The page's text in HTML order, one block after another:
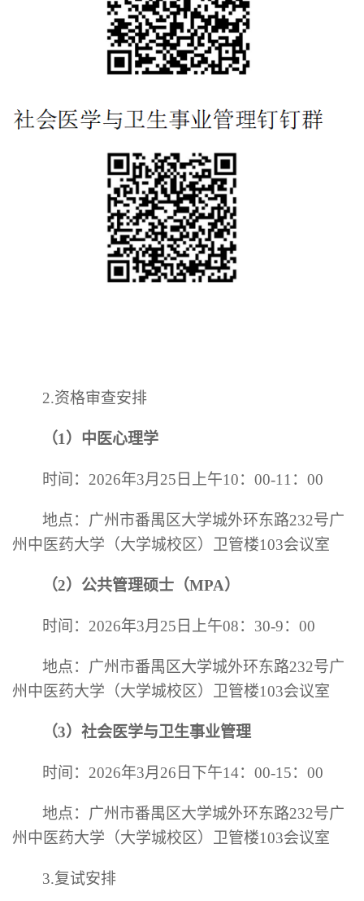
2.资格审查安排
（1） 中医心理学
时间： 2026年3月25日 上午10： 00-1 1 ： 00
地点：广州市番禺区大学城外环东路232号广
州中医药大学（大学城校区）卫管楼103会议室
（2） 公共管理硕士（MPA）
时间： 2026年3月25日 上午08： 30-9： 00
地点：广州市番禺区大学城外环东路232号广
州中医药大学（大学城校区）卫管楼103会议室
（3） 社会医学与卫生事业管理
时间： 2026年3月26日下午14： 00-1 5： 00
地点：广州市番禺区大学城外环东路232号广
州中医药大学（大学城校区）卫管楼103会议室
3.复试安排